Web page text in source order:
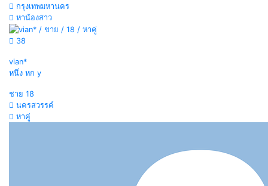
กรุงเทพมหานคร
หาน้องสาว
38
vian*
หนึ่ง หก y
ชาย 18
นครสวรรค์
หาคู่